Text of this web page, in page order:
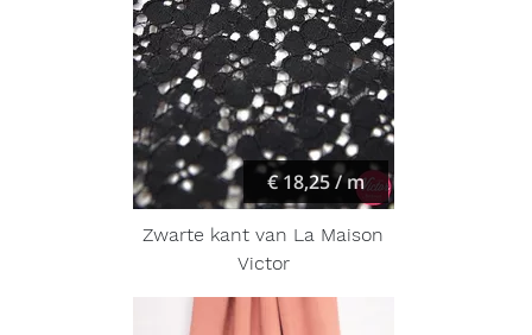
€ 18,25 / m
Zwarte kant van La Maison
Victor